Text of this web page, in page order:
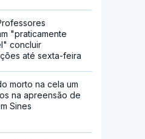
"praticamente
concluir
até sexta-feira
morto na cela um
na apreensão de
Sines